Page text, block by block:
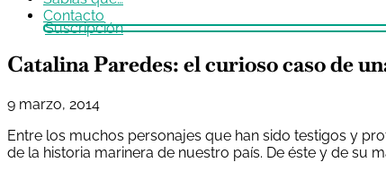
Contacto
Suscripción
Catalina Paredes: el curioso caso de
9 marzo, 2014
Entre los muchos personajes que han sido testigos y
de la historia marinera de nuestro país. De éste y de su